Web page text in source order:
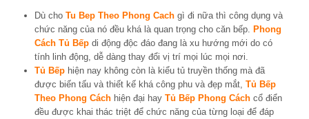
Dù cho Tu Bep Theo Phong Cach gì đi nữa thì công dụng và
chức năng của nó đều khá là quan trọng cho căn bếp. Phong
Cách Tủ Bếp di động độc đáo đang là xu hướng mới do có
tính linh động, dễ dàng thay đổi vị trí mọi lúc mọi nơi.
Tủ Bếp hiện nay không còn là kiểu tủ truyền thống mà đã
được biến tấu và thiết kế khá công phu và đẹp mắt, Tủ Bếp
Theo Phong Cách hiện đại hay Tủ Bếp Phong Cách cổ điển
đều được khai thác triệt để chức năng của từng loại để đáp